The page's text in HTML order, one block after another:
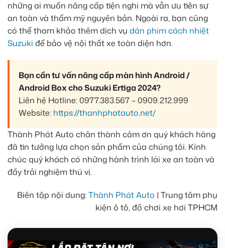
những ai muốn nâng cấp tiện nghi mà vẫn ưu tiên sự
an toàn và thẩm mỹ nguyên bản. Ngoài ra, bạn cũng
có thể tham khảo thêm dịch vụ dán phim cách nhiệt
Suzuki để bảo vệ nội thất xe toàn diện hơn.
Bạn cần tư vấn nâng cấp màn hình Android /
Android Box cho Suzuki Ertiga 2024?
Liên hệ Hotline: 0977.383.567 – 0909.212.999
Website: https://thanhphatauto.net/
Thành Phát Auto chân thành cảm ơn quý khách hàng
đã tin tưởng lựa chọn sản phẩm của chúng tôi. Kính
chúc quý khách có những hành trình lái xe an toàn và
đầy trải nghiệm thú vị.
Biên tập nội dung:Thành Phát Auto | Trung tâm phụ
kiện ô tô, đồ chơi xe hơi TPHCM